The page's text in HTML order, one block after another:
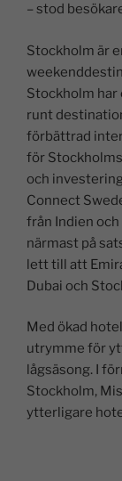
– stod
Stockholm är
Stockholm
runt
förbättrad
för
och
Connect
från Indien och
närmast på
lett till att
Dubai och
Med ökad
utrymme för
lågsäsong. I
Stockholm,
ytterligare